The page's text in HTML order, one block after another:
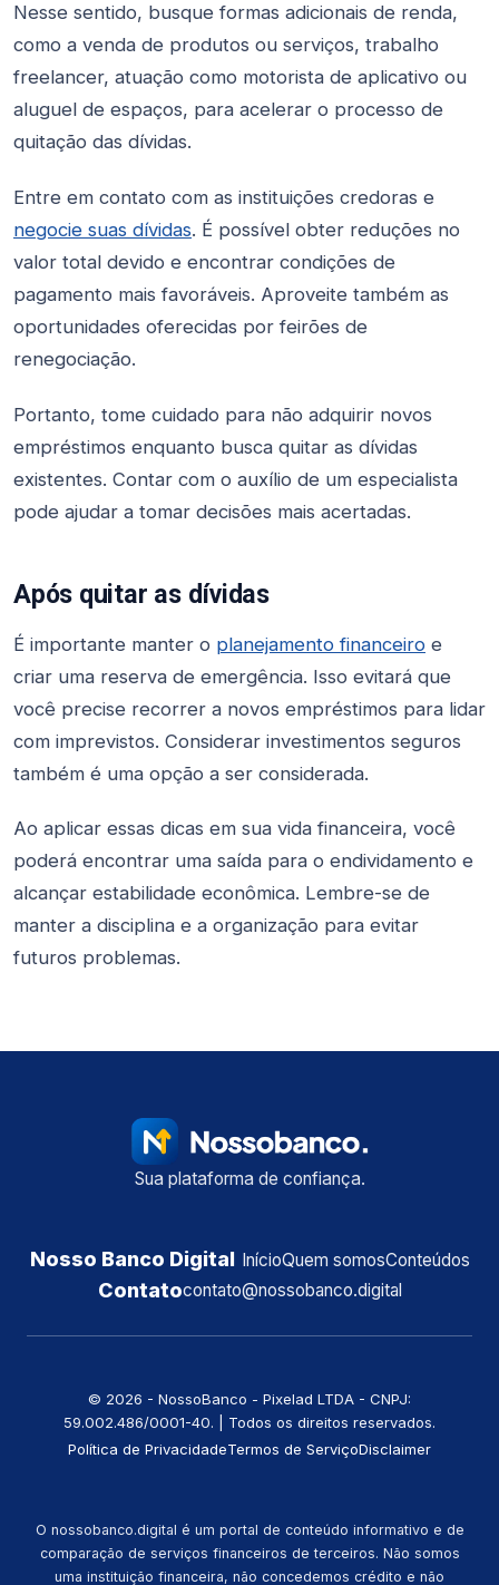
Nesse sentido, busque formas adicionais de renda,
como a venda de produtos ou serviços, trabalho
freelancer, atuação como motorista de aplicativo ou
aluguel de espaços, para acelerar o processo de
quitação das dívidas.
Entre em contato com as instituições credoras e
negocie suas dívidas. É possível obter reduções no
valor total devido e encontrar condições de
pagamento mais favoráveis. Aproveite também as
oportunidades oferecidas por feirões de
renegociação.
Portanto, tome cuidado para não adquirir novos
empréstimos enquanto busca quitar as dívidas
existentes. Contar com o auxílio de um especialista
pode ajudar a tomar decisões mais acertadas.
Após quitar as dívidas
É importante manter o planejamento financeiro e
criar uma reserva de emergência. Isso evitará que
você precise recorrer a novos empréstimos para lidar
com imprevistos. Considerar investimentos seguros
também é uma opção a ser considerada.
Ao aplicar essas dicas em sua vida financeira, você
poderá encontrar uma saída para o endividamento e
alcançar estabilidade econômica. Lembre-se de
manter a disciplina e a organização para evitar
futuros problemas.
Sua plataforma de confiança.
Nosso Banco Digital InícioQuem somosConteúdos
Contatocontato@nossobanco.digital
©️ 2026 - NossoBanco - Pixelad LTDA - CNPJ:
59.002.486/0001-40. | Todos os direitos reservados.
Política de PrivacidadeTermos de ServiçoDisclaimer
O nossobanco.digital é um portal de conteúdo informativo e de
comparação de serviços financeiros de terceiros. Não somos
uma instituição financeira, não concedemos crédito e não